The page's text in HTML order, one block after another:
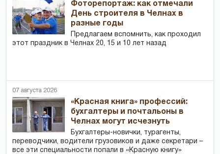
Фоторепортаж: как отмечали
День строителя в Челнах в
разные годы
Предлагаем вспомнить, как проходил
этот праздник в Челнах 20, 15 и 10 лет назад
07 августа 2026
«Красная книга» профессий:
бухгалтеры и почтальоны в
Челнах могут исчезнуть
Бухгалтеры-новички, тур­агенты,
переводчики, водители грузовиков и даже секретари –
все эти специальности попали в «Красную книгу»